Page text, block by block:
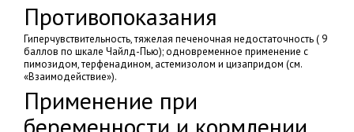
Противопоказания
Гиперчувствительность, тяжелая печеночная недостаточность ( 9
баллов по шкале Чайлд-Пью); одновременное применение с
пимозидом, терфенадином, астемизолом и цизапридом (см.
«Взаимодействие»).
Применение при